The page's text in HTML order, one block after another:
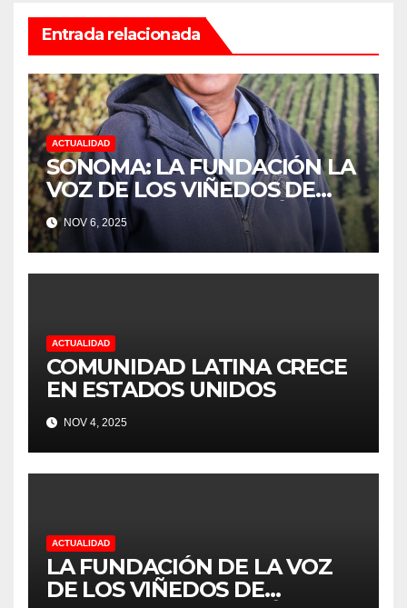
Entrada relacionada
ACTUALIDAD
SONOMA: LA FUNDACIÓN LA
VOZ DE LOS VIÑEDOS DE
SONOMA, RECONOCIÓ A LOS
TRABAJADORES DEL MES DE
FEBRERO POR SU GRAN
TRABAJO EN LA PODA DE
NOV 6, 2025
ACTUALIDAD
COMUNIDAD LATINA CRECE
EN ESTADOS UNIDOS
NOV 4, 2025
ACTUALIDAD
LA FUNDACIÓN DE LA VOZ
DE LOS VIÑEDOS DE